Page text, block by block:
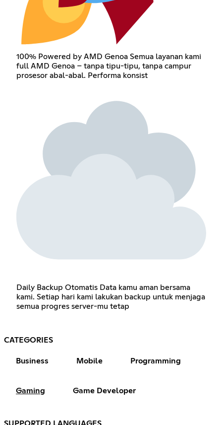
100% Powered by AMD Genoa Semua layanan kami
full AMD Genoa – tanpa tipu-tipu, tanpa campur
prosesor abal-abal. Performa konsist
Daily Backup Otomatis Data kamu aman bersama
kami. Setiap hari kami lakukan backup untuk menjaga
semua progres server-mu tetap
CATEGORIES
Business Mobile Programming
Gaming Game Developer